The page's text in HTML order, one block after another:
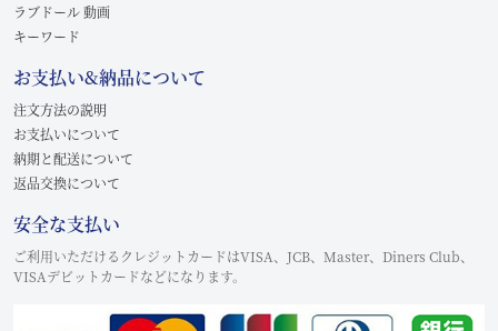
ラブドール 動画
キーワード
お支払い&納品について
注文方法の説明
お支払いについて
納期と配送について
返品交換について
安全な支払い
ご利用いただけるクレジットカードはVISA、JCB、Master、Diners Club、
VISAデビットカードなどになります。